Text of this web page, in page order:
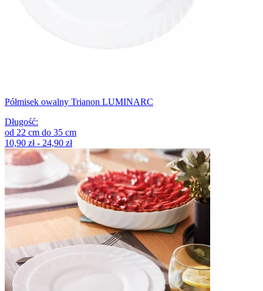
Półmisek owalny Trianon LUMINARC
Długość:
od 22 cm do 35 cm
10,90 zł - 24,90 zł